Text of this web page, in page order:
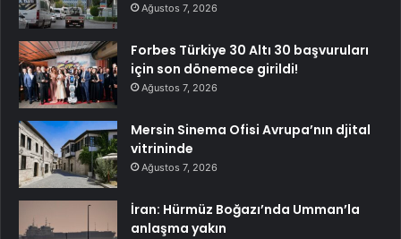
Ağustos 7, 2026
Forbes Türkiye 30 Altı 30 başvuruları
için son dönemece girildi!
Ağustos 7, 2026
Mersin Sinema Ofisi Avrupa’nın djital
vitrininde
Ağustos 7, 2026
İran: Hürmüz Boğazı’nda Umman’la
anlaşma yakın